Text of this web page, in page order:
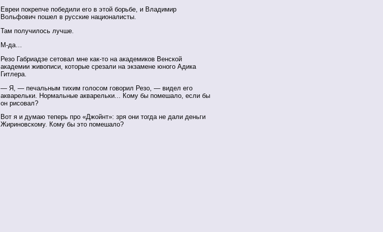
Евреи покрепче победили его в этой борьбе, и Владимир
Вольфович пошел в русские националисты.
Там получилось лучше.
М-да…
Резо Габриадзе сетовал мне как-то на академиков Венской
академии живописи, которые срезали на экзамене юного Адика
Гитлера.
— Я, — печальным тихим голосом говорил Резо, — видел его
акварельки. Нормальные акварельки... Кому бы помешало, если бы
он рисовал?
Вот я и думаю теперь про «Джойнт»: зря они тогда не дали деньги
Жириновскому. Кому бы это помешало?